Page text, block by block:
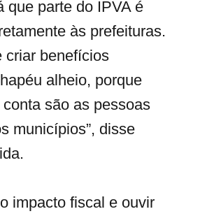
que parte do IPVA é
às prefeituras.
criar benefícios
alheio, porque
são as pessoas
municípios”, disse
impacto fiscal e ouvir